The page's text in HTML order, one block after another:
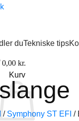
0,00 kr.
Kurv
duTekniske tips
/ Symphony ST EFI /